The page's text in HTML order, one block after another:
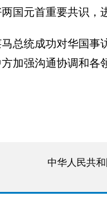
国元首重要共识，
总统成功对华国
加强沟通协调和各
中华人民共